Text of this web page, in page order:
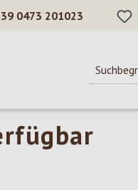
0473 201023